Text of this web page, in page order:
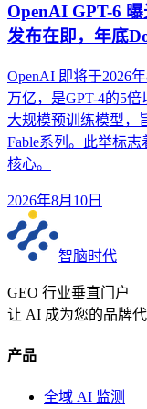
OpenAI GPT-6
发布在即，年底
OpenAI 即将于2026
万亿，是GPT-4的5
大规模预训练模型，
Fable系列。此举标
核心。
2026年8月10日
智脑时代
GEO 行业垂直门户
让 AI 成为您的品牌
产品
全域 AI 监测